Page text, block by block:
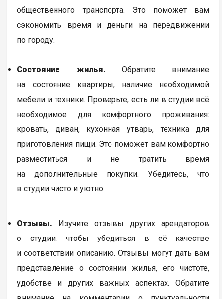
общественного транспорта. Это поможет вам
сэкономить время и деньги на передвижении
по городу.
Состояние жилья. Обратите внимание
на состояние квартиры, наличие необходимой
мебели и техники. Проверьте, есть ли в студии всё
необходимое для комфортного проживания:
кровать, диван, кухонная утварь, техника для
приготовления пищи. Это поможет вам комфортно
разместиться и не тратить время
на дополнительные покупки. Убедитесь, что
в студии чисто и уютно.
Отзывы. Изучите отзывы других арендаторов
о студии, чтобы убедиться в её качестве
и соответствии описанию. Отзывы могут дать вам
представление о состоянии жилья, его чистоте,
удобстве и других важных аспектах. Обратите